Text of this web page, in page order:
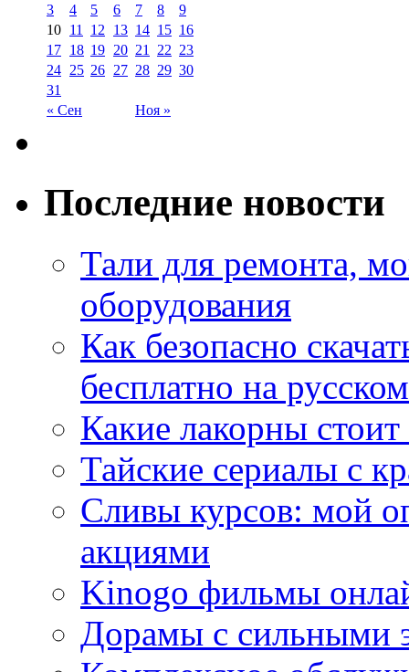
« Сен Ноя »
3
4 5 6 7 8
9
10 11 12 13 14 15 16
17 18 19 20 21 22 23
24 25 26 27 28 29 30
31
Последние новости
Тали для ремонта,
оборудования
Как безопасно
бесплатно на
Какие лакорны
Тайские сериалы с
Сливы курсов: мой
акциями
Kinogo фильмы
Дорамы с сильными